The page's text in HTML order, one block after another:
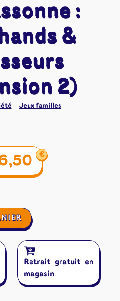
:
&
2)
Jeux familles
€
Retrait gratuit en
magasin